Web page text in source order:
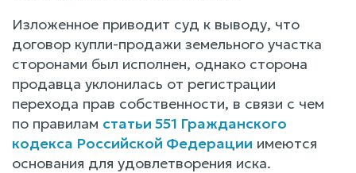
Изложенное приводит суд к выводу, что
договор купли-продажи земельного участка
сторонами был исполнен, однако сторона
продавца уклонилась от регистрации
перехода прав собственности, в связи с чем
по правилам статьи 551 Гражданского
кодекса Российской Федерации имеются
основания для удовлетворения иска.